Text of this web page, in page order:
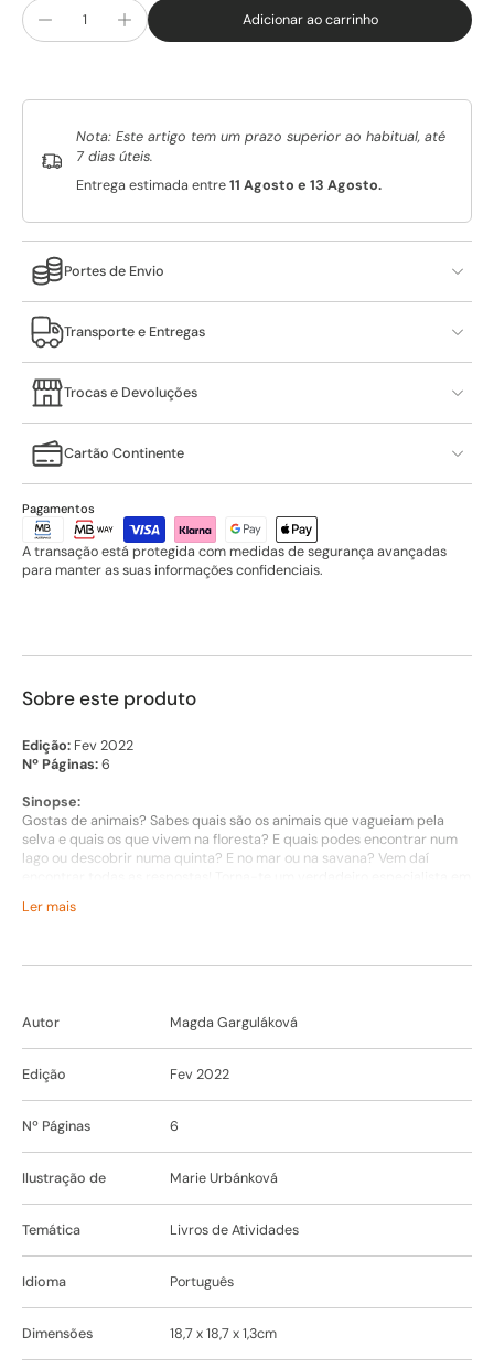
Adicionar ao carrinho
Nota: Este artigo tem um prazo superior ao habitual, até
7 dias úteis.
Entrega estimada entre11 Agosto e 13 Agosto.
Portes de Envio
Transporte e Entregas
Trocas e Devoluções
Cartão Continente
Pagamentos
A transação está protegida com medidas de segurança avançadas
para manter as suas informações confidenciais.
Sobre este produto
Edição: Fev 2022
Nº Páginas:6
Sinopse:
Gostas de animais? Sabes quais são os animais que vagueiam pela
selva e quais os que vivem na floresta? E quais podes encontrar num
lago ou descobrir numa quinta? E no mar ou na savana? Vem daí
que dá todas as soluções. Com ilustrações criativas e sofisticadas,
nas creches.
Ler mais
Autor Magda Garguláková
Edição Fev 2022
Nº Páginas 6
Ilustração de Marie Urbánková
Temática Livros de Atividades
Idioma Português
Dimensões 18,7 x 18,7 x 1,3cm